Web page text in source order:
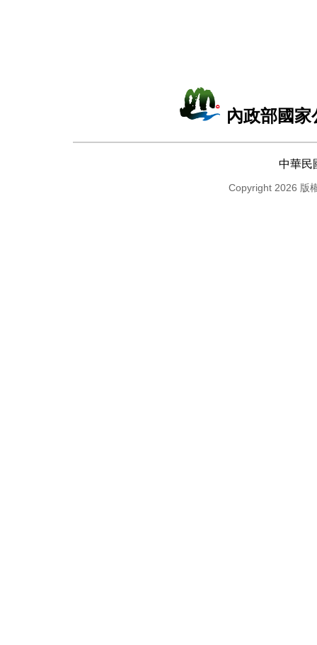
內政部國
中華民
Copyright 2026 版